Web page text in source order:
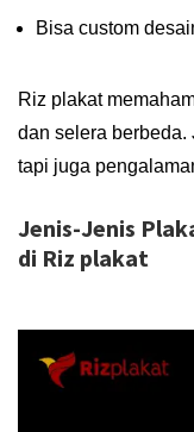
Bisa custom
Riz plakat
dan selera berbeda.
tapi juga
Jenis-Jenis
di Riz plakat